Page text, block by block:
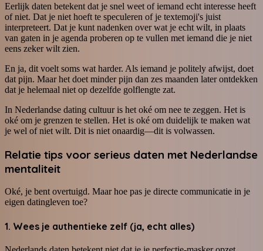
Eerlijk daten betekent dat je snel weet of iemand echt interesse heeft
of niet. Dat je niet hoeft te speculeren of je textemoji's juist
interpreteert. Dat je kunt nadenken over wat je echt wilt, in plaats
van gaten in je agenda proberen op te vullen met iemand die je niet
eens zeker wilt zien.
En ja, dit voelt soms wat harder. Als iemand je politely afwijst, doet
dat pijn. Maar het doet minder pijn dan zes maanden later ontdekken
dat je helemaal niet op dezelfde golflengte zat.
In Nederlandse dating cultuur is het oké om nee te zeggen. Het is
oké om je grenzen te stellen. Het is oké om duidelijk te maken wat
je wel of niet wilt. Dit is niet onaardig—dit is volwassen.
Relatie tips voor serieus daten met Nederlandse
mentaliteit
Oké, je bent overtuigd. Maar hoe pas je directe communicatie in je
eigen datingleven toe?
1. Wees je authentieke zelf (ja, echt alles)